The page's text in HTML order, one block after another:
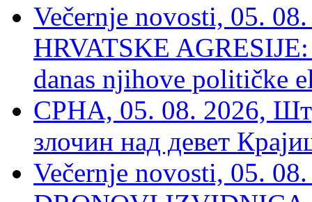
Večernje novosti, 05.
HRVATSKE
danas njihove političke
СРНА, 05. 08. 2026,
злочин над девет
Večernje novosti, 05.